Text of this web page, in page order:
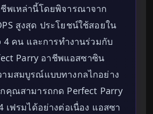
ชีพเหล่านี้โดยพิจารณาจาก
สูงสุด ประโยชน์ใช้สอยใน
4 คน และการทำงานร่วมกับ
Parry อาชีพแอสซาซิน
ามสมบูรณ์แบบทางกลไกอย่าง
คุณสามารถกด Perfect Parry
เฟรมได้อย่างต่อเนื่อง แอสซา